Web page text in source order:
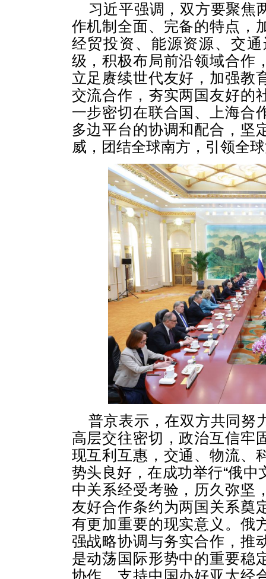
习近平强调，双方要聚焦
作机制全面、完备的特点，
经贸投资、能源资源、交
级，积极布局前沿领域合作
立足赓续世代友好，加强教
交流合作，夯实两国友好的
一步密切在联合国、上海合
多边平台的协调和配合，坚
威，团结全球南方，引领全
普京表示，在双方共同努
高层交往密切，政治互信牢
现互利互惠，交通、物流、
势头良好，在成功举行“俄中
中关系经受考验，历久弥坚
友好合作条约为两国关系奠
有更加重要的现实意义。俄
强战略协调与务实合作，推
是动荡国际形势中的重要稳
协作，支持中国办好亚太经